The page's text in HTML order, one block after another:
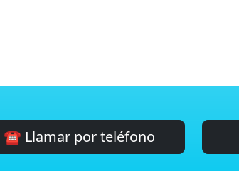
☎️ Llamar por teléfono